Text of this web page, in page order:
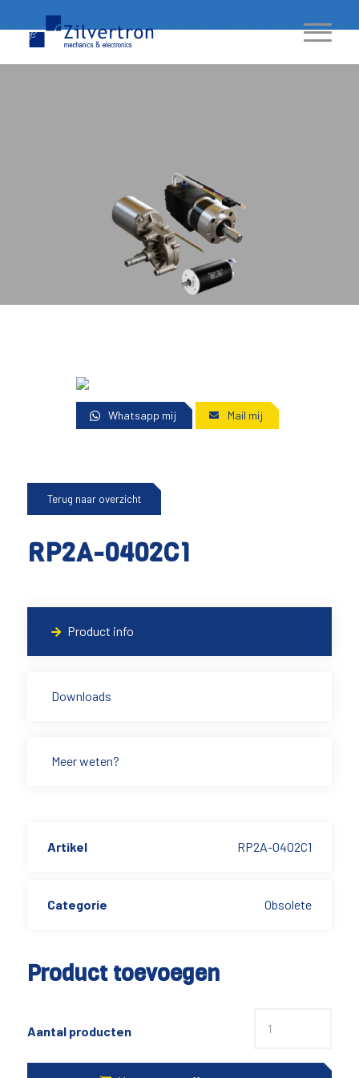
Whatsapp mij Mail mij
Product toevoegen
Aantal producten
Terug naar overzicht
RP2A-0402C1
Product info
Downloads
Meer weten?
Artikel RP2A-0402C1
Categorie Obsolete